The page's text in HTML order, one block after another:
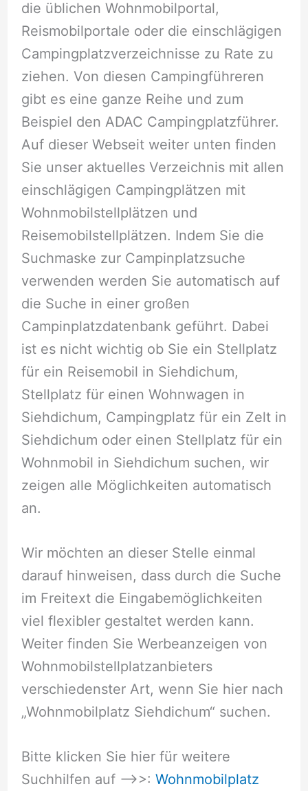
die üblichen Wohnmobilportal,
Reismobilportale oder die einschlägigen
Campingplatzverzeichnisse zu Rate zu
ziehen. Von diesen Campingführeren
gibt es eine ganze Reihe und zum
Beispiel den ADAC Campingplatzführer.
Auf dieser Webseit weiter unten finden
Sie unser aktuelles Verzeichnis mit allen
einschlägigen Campingplätzen mit
Wohnmobilstellplätzen und
Reisemobilstellplätzen. Indem Sie die
Suchmaske zur Campinplatzsuche
verwenden werden Sie automatisch auf
die Suche in einer großen
Campinplatzdatenbank geführt. Dabei
ist es nicht wichtig ob Sie ein Stellplatz
für ein Reisemobil in Siehdichum,
Stellplatz für einen Wohnwagen in
Siehdichum, Campingplatz für ein Zelt in
Siehdichum oder einen Stellplatz für ein
Wohnmobil in Siehdichum suchen, wir
zeigen alle Möglichkeiten automatisch
an.
Wir möchten an dieser Stelle einmal
darauf hinweisen, dass durch die Suche
im Freitext die Eingabemöglichkeiten
viel flexibler gestaltet werden kann.
Weiter finden Sie Werbeanzeigen von
Wohnmobilstellplatzanbieters
verschiedenster Art, wenn Sie hier nach
„Wohnmobilplatz Siehdichum“ suchen.
Bitte klicken Sie hier für weitere
Suchhilfen auf –>>: Wohnmobilplatz